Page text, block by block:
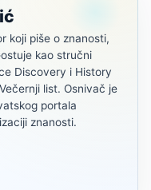
koji piše o znanosti,
kao stručni
Discovery i History
list. Osnivač je
portala
znanosti.